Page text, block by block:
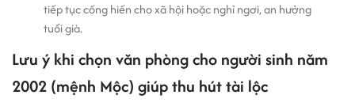
tiếp tục cống hiến cho xã hội hoặc nghỉ ngơi, an hưởng
tuổi già.
Lưu ý khi chọn văn phòng cho người sinh năm
2002 (mệnh Mộc) giúp thu hút tài lộc